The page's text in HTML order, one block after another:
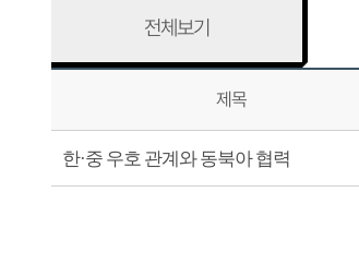
전체보기
제목
한·중 우호 관계와 동북아 협력